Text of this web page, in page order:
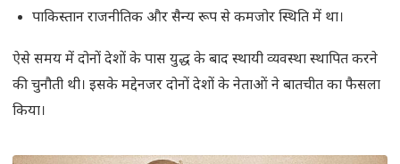
पाकिस्तान राजनीतिक और सैन्य रूप से कमजोर स्थिति में था।
ऐसे समय में दोनों देशों के पास युद्ध के बाद स्थायी व्यवस्था स्थापित करने
की चुनौती थी। इसके मद्देनजर दोनों देशों के नेताओं ने बातचीत का फैसला
किया।